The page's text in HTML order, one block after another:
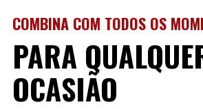
COMBINA COM TODOS OS
PARA
OCASIÃO